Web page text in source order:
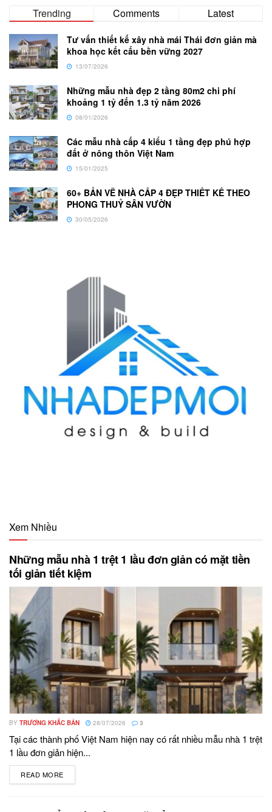
Trending Comments Latest
Tư vấn thiết kế xây nhà mái Thái đơn giản mà
khoa học kết cấu bền vững 2027
13/07/2026
Những mẫu nhà đẹp 2 tầng 80m2 chi phí
khoảng 1 tỷ đến 1.3 tỷ năm 2026
08/01/2026
Các mẫu nhà cấp 4 kiểu 1 tầng đẹp phú hợp
đất ở nông thôn Việt Nam
15/01/2025
60+ BẢN VẼ NHÀ CẤP 4 ĐẸP THIẾT KẾ THEO
PHONG THUỶ SÂN VƯỜN
30/05/2026
Xem Nhiều
Những mẫu nhà 1 trệt 1 lầu đơn giản có mặt tiền
tối giản tiết kiệm
BY TRƯƠNG KHẮC BẢN 28/07/2026 3
Tại các thành phố Việt Nam hiện nay có rất nhiều mẫu nhà 1 trệt
1 lầu đơn giản hiện...
READ MORE